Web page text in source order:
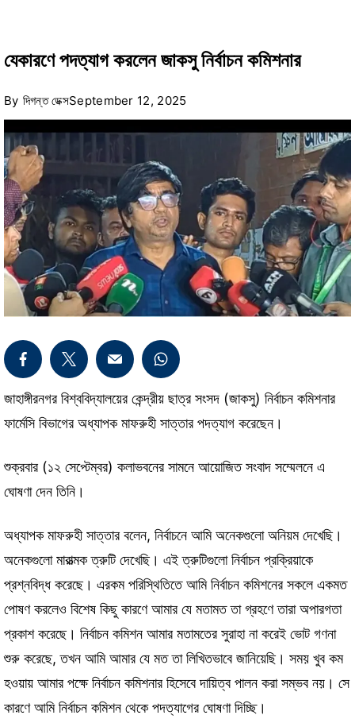
যেকারণে পদত্যাগ করলেন জাকসু নির্বাচন কমিশনার
By দিগন্ত ডেক্সSeptember 12, 2025
জাহাঙ্গীরনগর বিশ্ববিদ্যালয়ের কেন্দ্রীয় ছাত্র সংসদ (জাকসু) নির্বাচন কমিশনার
ফার্মেসি বিভাগের অধ্যাপক মাফরুহী সাত্তার পদত্যাগ করেছেন।
শুক্রবার (১২ সেপ্টেম্বর) কলাভবনের সামনে আয়োজিত সংবাদ সম্মেলনে এ
ঘোষণা দেন তিনি।
অধ্যাপক মাফরুহী সাত্তার বলেন, নির্বাচনে আমি অনেকগুলো অনিয়ম দেখেছি।
অনেকগুলো মারাত্মক ত্রুটি দেখেছি। এই ত্রুটিগুলো নির্বাচন প্রক্রিয়াকে
প্রশ্নবিদ্ধ করেছে। এরকম পরিস্থিতিতে আমি নির্বাচন কমিশনের সকলে একমত
পোষণ করলেও বিশেষ কিছু কারণে আমার যে মতামত তা গ্রহণে তারা অপারগতা
প্রকাশ করেছে। নির্বাচন কমিশন আমার মতামতের সুরাহা না করেই ভোট গণনা
শুরু করেছে, তখন আমি আমার যে মত তা লিখিতভাবে জানিয়েছি। সময় খুব কম
হওয়ায় আমার পক্ষে নির্বাচন কমিশনার হিসেবে দায়িত্ব পালন করা সম্ভব নয়। সে
কারণে আমি নির্বাচন কমিশন থেকে পদত্যাগের ঘোষণা দিচ্ছি।